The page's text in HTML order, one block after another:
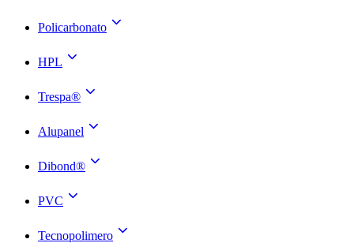
Policarbonato
HPL
Trespa®
Alupanel
Dibond®
PVC
Tecnopolimero